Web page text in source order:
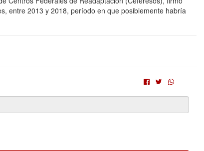
entre 2013 y 2018, período en que posiblemente habría